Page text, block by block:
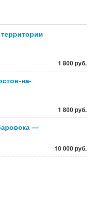
1 800 руб.
на-
1 800 руб.
—
10 000 руб.